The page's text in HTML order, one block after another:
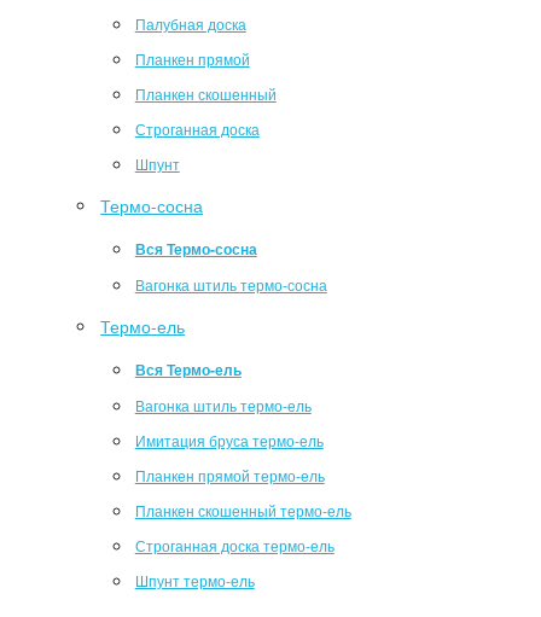
Палубная доска
Планкен прямой
Планкен скошенный
Строганная доска
Шпунт
Термо-сосна
Вся Термо-сосна
Вагонка штиль термо-сосна
Термо-ель
Вся Термо-ель
Вагонка штиль термо-ель
Имитация бруса термо-ель
Планкен прямой термо-ель
Планкен скошенный термо-ель
Строганная доска термо-ель
Шпунт термо-ель